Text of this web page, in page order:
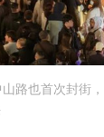
路也首次封街